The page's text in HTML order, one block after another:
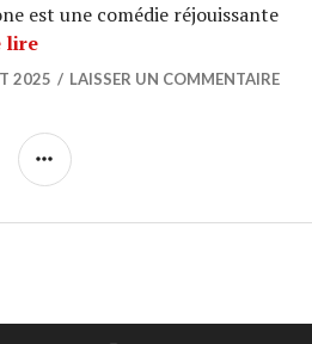
est une comédie réjouissante
lireCINEMA : « Two to One »
2025 LAISSER UN COMMENTAIRE
COLONNE